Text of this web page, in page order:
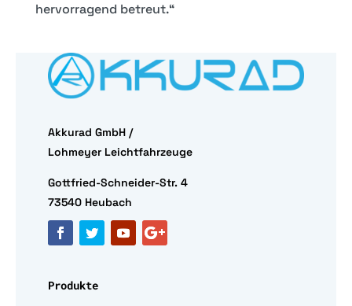
hervorragend betreut.“
Akkurad GmbH /
Lohmeyer Leichtfahrzeuge
Gottfried-Schneider-Str. 4
73540 Heubach
Produkte